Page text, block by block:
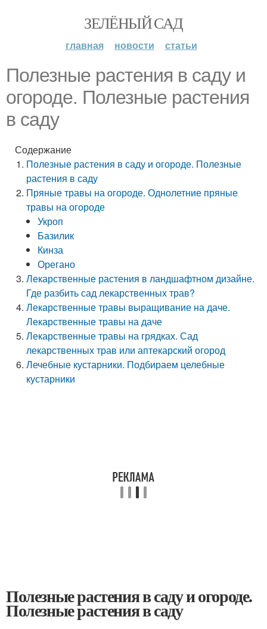
ЗЕЛЁНЫЙ САД
главная новости статьи
Полезные растения в саду и
огороде. Полезные растения
в саду
Содержание
Полезные растения в саду и огороде. Полезные
растения в саду
Пряные травы на огороде. Однолетние пряные
травы на огороде
Укроп
Базилик
Кинза
Орегано
Лекарственные растения в ландшафтном дизайне.
Где разбить сад лекарственных трав?
Лекарственные травы выращивание на даче.
Лекарственные травы на даче
Лекарственные травы на грядках. Сад
лекарственных трав или аптекарский огород
Лечебные кустарники. Подбираем целебные
кустарники
Полезные растения в саду и огороде.
Полезные растения в саду